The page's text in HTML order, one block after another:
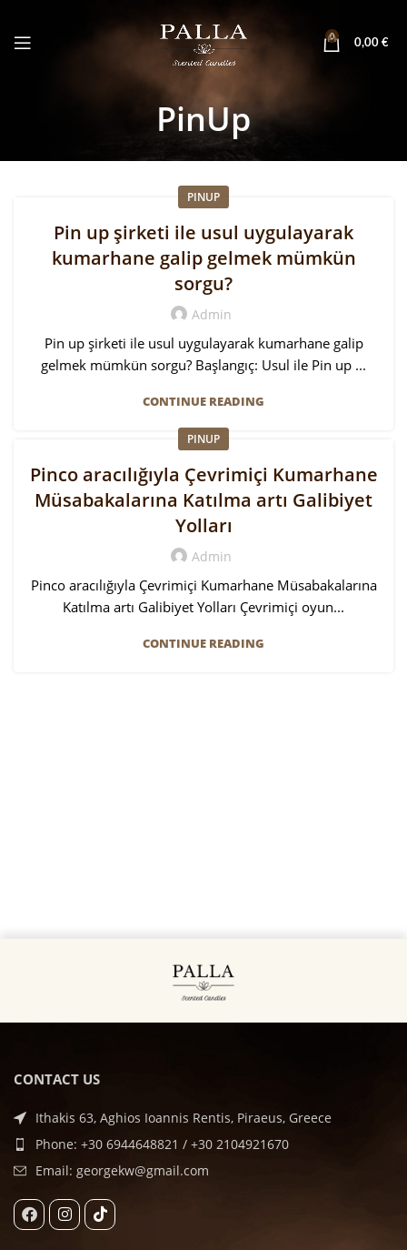
0
0,00 €
PinUp
PINUP
Pin up şirketi ile usul uygulayarak
kumarhane galip gelmek mümkün
sorgu?
Admin
Pin up şirketi ile usul uygulayarak kumarhane galip
gelmek mümkün sorgu? Başlangıç: Usul ile Pin up ...
CONTINUE READING
PINUP
Pinco aracılığıyla Çevrimiçi Kumarhane
Müsabakalarına Katılma artı Galibiyet
Yolları
Admin
Pinco aracılığıyla Çevrimiçi Kumarhane Müsabakalarına
Katılma artı Galibiyet Yolları Çevrimiçi oyun...
CONTINUE READING
CONTACT US
Ithakis 63, Aghios Ioannis Rentis, Piraeus, Greece
Phone: +30 6944648821 / +30 2104921670
Email: georgekw@gmail.com